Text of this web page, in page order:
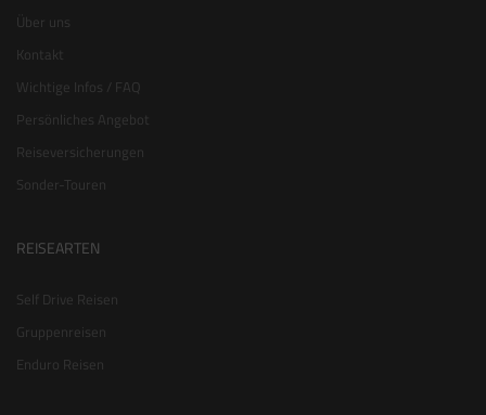
Über uns
Kontakt
Wichtige Infos / FAQ
Persönliches Angebot
Reiseversicherungen
Sonder-Touren
REISEARTEN
Self Drive Reisen
Gruppenreisen
Enduro Reisen